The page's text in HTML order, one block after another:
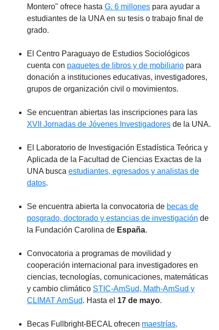
Montero" ofrece hasta G. 6 millones para ayudar a
estudiantes de la UNA en su tesis o trabajo final de
grado.
El Centro Paraguayo de Estudios Sociológicos
cuenta con paquetes de libros y de mobiliario para
donación a instituciones educativas, investigadores,
grupos de organización civil o movimientos.
Se encuentran abiertas las inscripciones para las
XVII Jornadas de Jóvenes Investigadores de la UNA.
El Laboratorio de Investigación Estadística Teórica y
Aplicada de la Facultad de Ciencias Exactas de la
UNA busca estudiantes, egresados y analistas de
datos.
Se encuentra abierta la convocatoria de becas de
posgrado, doctorado y estancias de investigación de
la Fundación Carolina de España.
Convocatoria a programas de movilidad y
cooperación internacional para investigadores en
ciencias, tecnologías, comunicaciones, matemáticas
y cambio climático STIC-AmSud, Math-AmSud y
CLIMAT AmSud. Hasta el 17 de mayo.
Becas Fullbright-BECAL ofrecen maestrías,